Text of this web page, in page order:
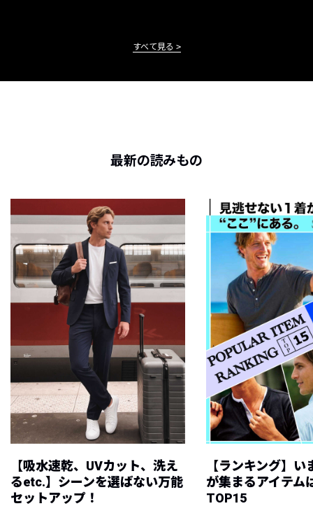
すべて見る
最新の読みもの
【吸水速乾、UVカット、洗え
るetc.】シーンを選ばない万能
セットアップ！
【ランキング】
が集まるアイテム
TOP15